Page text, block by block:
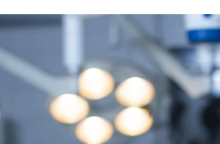
トピックス
TBS Podcast
イベント・グッズ
YouTube
会社情報